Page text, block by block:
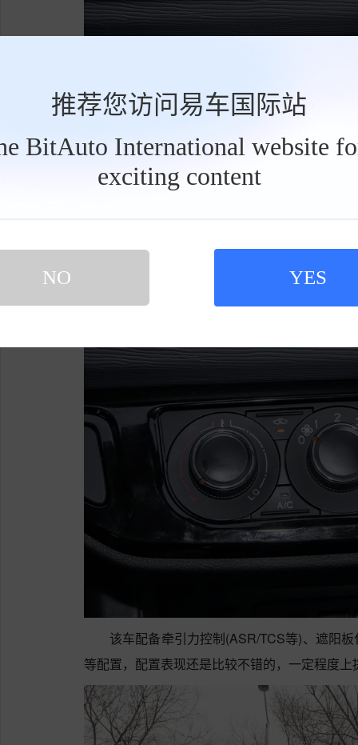
推荐您访问易车国际站
BitAuto International website
exciting content
NO YES
该车配备牵引力控制(ASR/TCS等)、遮阳
等配置，配置表现还是比较不错的，一定程度